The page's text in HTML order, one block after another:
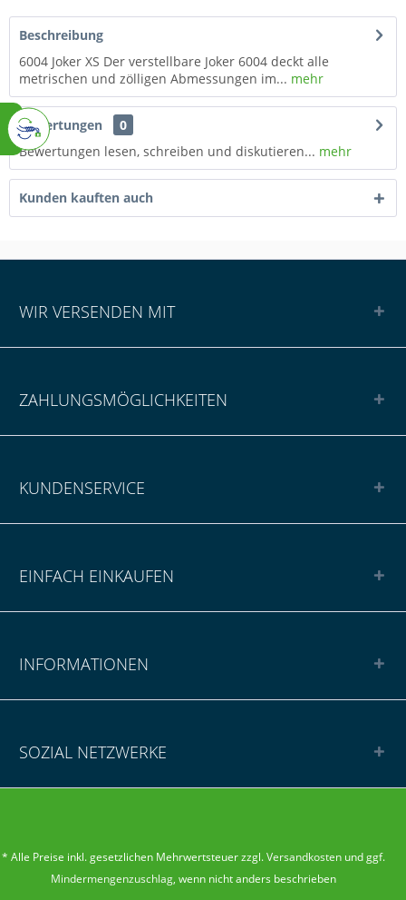
Beschreibung
6004 Joker XS Der verstellbare Joker 6004 deckt alle
metrischen und zölligen Abmessungen im... mehr
Bewertungen
0
Bewertungen lesen, schreiben und diskutieren... mehr
Kunden kauften auch
WIR VERSENDEN MIT
ZAHLUNGSMÖGLICHKEITEN
KUNDENSERVICE
EINFACH EINKAUFEN
INFORMATIONEN
SOZIAL NETZWERKE
* Alle Preise inkl. gesetzlichen Mehrwertsteuer zzgl.Versandkostenund ggf.
Mindermengenzuschlag, wenn nicht anders beschrieben